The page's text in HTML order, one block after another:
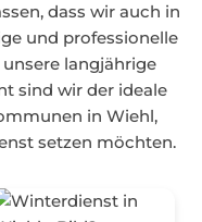
dass wir auch in
und professionelle
langjährige
sind wir der ideale
in Wiehl,
setzen möchten.